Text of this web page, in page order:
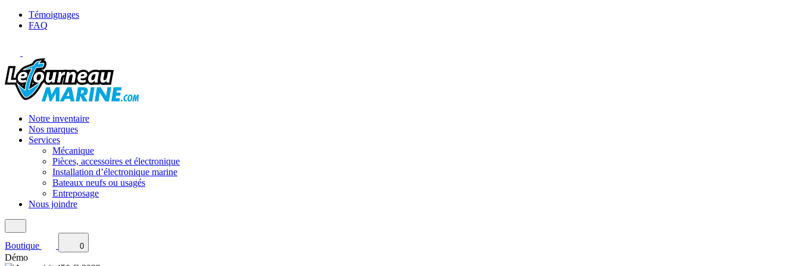
Témoignages
FAQ
Notre inventaire
Nos marques
Services
Mécanique
Pièces, accessoires et électronique
Installation d’électronique marine
Bateaux neufs ou usagés
Entreposage
Nous joindre
Boutique 0
Démo